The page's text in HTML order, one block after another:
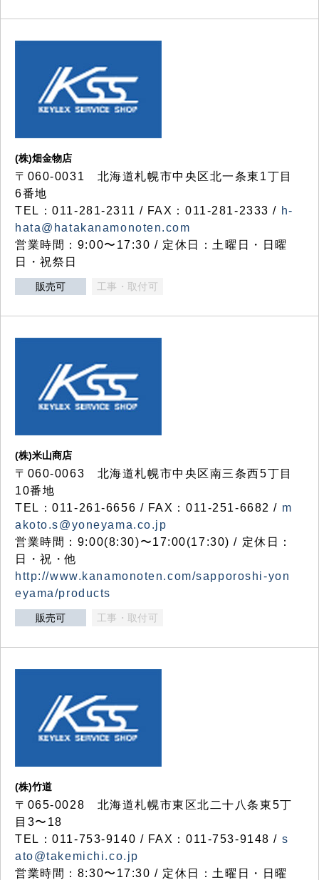
(株)畑金物店
〒060-0031 北海道札幌市中央区北一条東1丁目
6番地
TEL：011-281-2311 / FAX：011-281-2333 / h-
hata@hatakanamonoten.com
営業時間：9:00〜17:30 / 定休日：土曜日・日曜
日・祝祭日
販売可 工事・取付可
(株)米山商店
〒060-0063 北海道札幌市中央区南三条西5丁目
10番地
TEL：011-261-6656 / FAX：011-251-6682 / m
akoto.s@yoneyama.co.jp
営業時間：9:00(8:30)〜17:00(17:30) / 定休日：
日・祝・他
http://www.kanamonoten.com/sapporoshi-yon
eyama/products
販売可 工事・取付可
(株)竹道
〒065-0028 北海道札幌市東区北二十八条東5丁
目3〜18
TEL：011-753-9140 / FAX：011-753-9148 / s
ato@takemichi.co.jp
営業時間：8:30〜17:30 / 定休日：土曜日・日曜